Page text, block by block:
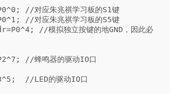
//对应朱兆祺学习板的S1键
//对应朱兆祺学习板的S5键
//模拟独立按键的地GND，因此必
//蜂鸣器的驱动IO口
//LED的驱动IO口